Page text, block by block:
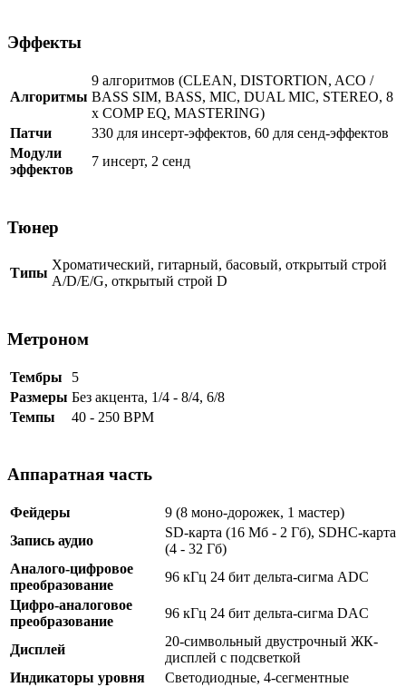
Эффекты
Алгоритмы
9 алгоритмов (CLEAN, DISTORTION, ACO /
BASS SIM, BASS, MIC, DUAL MIC, STEREO, 8
x COMP EQ, MASTERING)
Патчи
330 для инсерт-эффектов, 60 для сенд-эффектов
Модули
эффектов
7 инсерт, 2 сенд
Тюнер
Типы
Хроматический, гитарный, басовый, открытый строй
A/D/E/G, открытый строй D
Метроном
Тембры
5
Размеры Без акцента, 1/4 - 8/4, 6/8
Темпы
40 - 250 BPM
Аппаратная часть
Фейдеры
9 (8 моно-дорожек, 1 мастер)
Запись аудио
SD-карта (16 Мб - 2 Гб), SDHC-карта
(4 - 32 Гб)
Аналого-цифровое
преобразование
96 кГц 24 бит дельта-сигма ADC
Цифро-аналоговое
преобразование
96 кГц 24 бит дельта-сигма DAC
Дисплей
20-символьный двустрочный ЖК-
дисплей с подсветкой
Индикаторы уровня
Светодиодные, 4-сегментные